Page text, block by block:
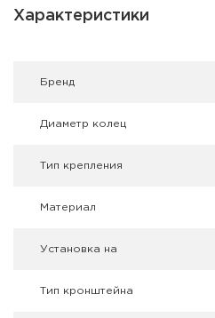
Оружейные шкафы и
Чехлы и кейсы
Релоадинг
Сигнальные средства
Дартс
Аксессуары
Характеристики
Брeнд
Диаметр колец
Тип крепления
Материал
Установка на
Тип кронштейна